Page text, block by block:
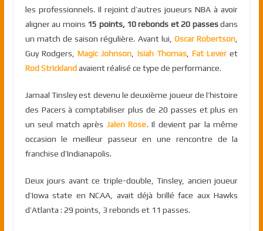
les professionnels. Il rejoint d’autres joueurs NBA à avoir
aligner au moins 15 points, 10 rebonds et 20 passesdans
un match de saison régulière. Avant lui,Oscar Robertson
Guy Rodgers,Magic Johnson Isiah Thomas, Fat Lever et
Rod Stricklandavaient réalisé ce type de performance.
Jamaal Tinsley est devenu le deuxième joueur de l’histoire
des Pacers à comptabiliser plus de 20 passes et plus en
un seul match après Jalen Rose. Il devient par la même
occasion le meilleur passeur en une rencontre de la
franchise d’Indianapolis.
Deux jours avant ce triple-double, Tinsley, ancien joueur
d’Iowa state en NCAA, avait déjà brillé face aux Hawks
d’Atlanta : 29 points, 3 rebonds et 11 passes.